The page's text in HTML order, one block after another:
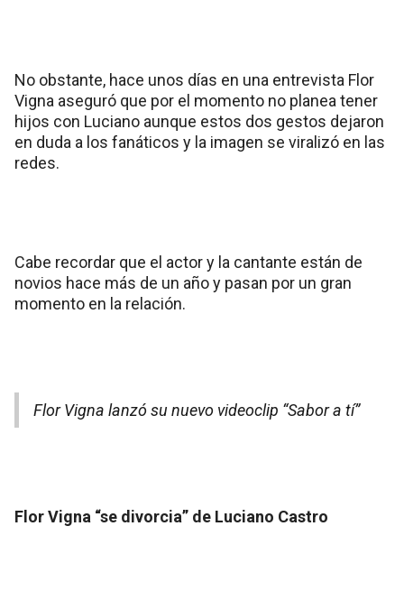
No obstante, hace unos días en una entrevista Flor
Vigna aseguró que por el momento no planea tener
hijos con Luciano aunque estos dos gestos dejaron
en duda a los fanáticos y la imagen se viralizó en las
redes.
Cabe recordar que el actor y la cantante están de
novios hace más de un año y pasan por un gran
momento en la relación.
Flor Vigna lanzó su nuevo videoclip “Sabor a tí”
Flor Vigna “se divorcia” de Luciano Castro